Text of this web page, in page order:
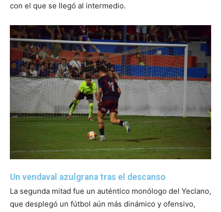
con el que se llegó al intermedio.
Un vendaval azulgrana tras el descanso
La segunda mitad fue un auténtico monólogo del Yeclano,
que desplegó un fútbol aún más dinámico y ofensivo,